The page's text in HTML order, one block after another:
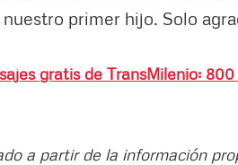
primer hijo. Solo
gratis de TransMilenio:
a partir de la información